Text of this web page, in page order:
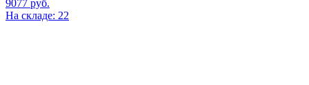
9077 руб.
На складе: 22